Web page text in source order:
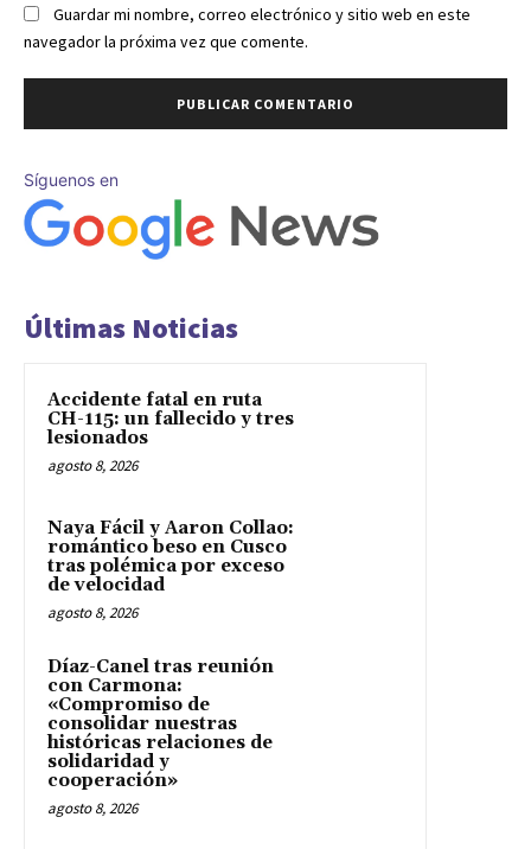
Guardar mi nombre, correo electrónico y sitio web en este
navegador la próxima vez que comente.
Síguenos en
Últimas Noticias
Accidente fatal en ruta
CH-115: un fallecido y tres
lesionados
agosto 8, 2026
Naya Fácil y Aaron Collao:
romántico beso en Cusco
tras polémica por exceso
de velocidad
agosto 8, 2026
Díaz-Canel tras reunión
con Carmona:
«Compromiso de
consolidar nuestras
históricas relaciones de
solidaridad y
cooperación»
agosto 8, 2026